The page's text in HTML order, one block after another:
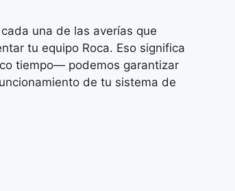
una de las averías que
tu equipo Roca. Eso significa
tiempo— podemos garantizar
de tu sistema de